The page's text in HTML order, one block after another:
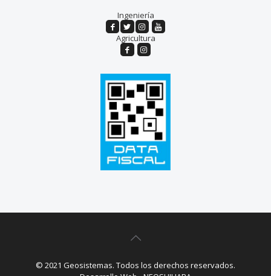
Ingeniería
Agricultura
© 2021 Geosistemas. Todos los derechos reservados.